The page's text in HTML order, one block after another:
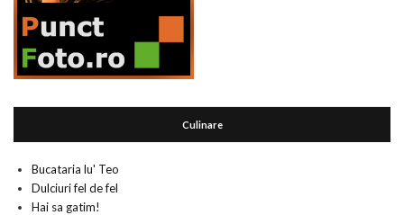
Culinare
Bucataria lu' Teo
Dulciuri fel de fel
Hai sa gatim!